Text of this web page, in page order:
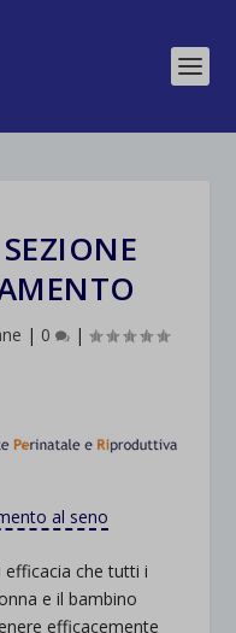
| 0 |
al seno
efficacia che tutti i
e il bambino
efficacemente